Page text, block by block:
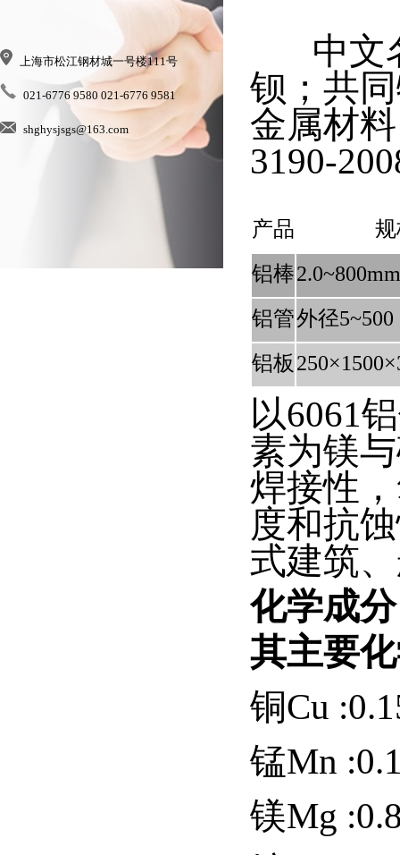
上海市松江钢材城一号楼111号
021-6776 9580 021-6776 9581
shghysjsgs@163.com
中文名
钡；共
金属材
3190-
产品
铝棒2.0~800mm
铝管外径5~500
铝板
以6061
素为镁
焊接性
度和抗
式建筑
化学成分
其主要
铜Cu
锰Mn
镁Mg